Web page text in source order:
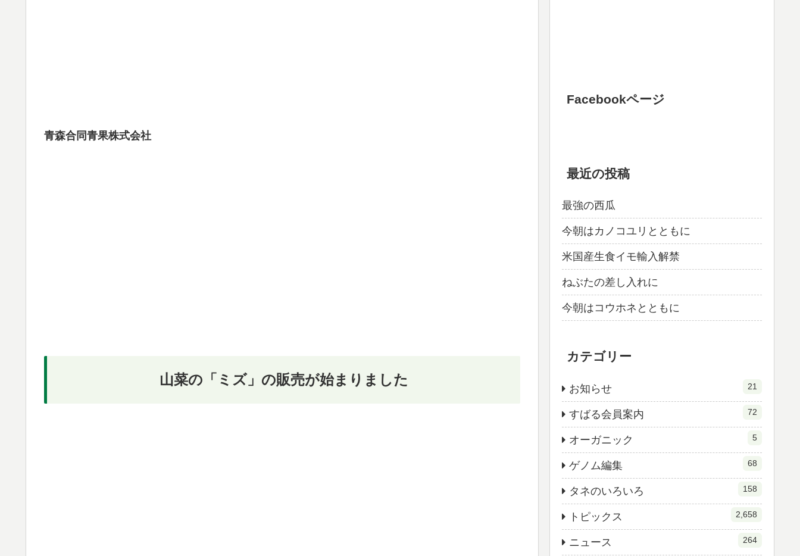
青森合同青果株式会社
山菜の「ミズ」の販売が始まりました
Facebookページ
最近の投稿
最強の西瓜
今朝はカノコユリとともに
米国産生食イモ輸入解禁
ねぶたの差し入れに
今朝はコウホネとともに
カテゴリー
お知らせ 21
すばる会員案内 72
オーガニック 5
ゲノム編集 68
タネのいろいろ 158
トピックス 2,658
ニュース 264